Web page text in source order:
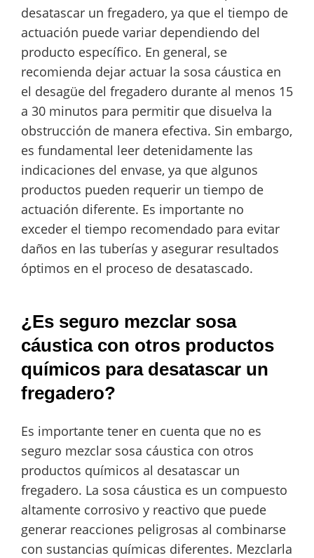
desatascar un fregadero, ya que el tiempo de
actuación puede variar dependiendo del
producto específico. En general, se
recomienda dejar actuar la sosa cáustica en
el desagüe del fregadero durante al menos 15
a 30 minutos para permitir que disuelva la
obstrucción de manera efectiva. Sin embargo,
es fundamental leer detenidamente las
indicaciones del envase, ya que algunos
productos pueden requerir un tiempo de
actuación diferente. Es importante no
exceder el tiempo recomendado para evitar
daños en las tuberías y asegurar resultados
óptimos en el proceso de desatascado.
¿Es seguro mezclar sosa
cáustica con otros productos
químicos para desatascar un
fregadero?
Es importante tener en cuenta que no es
seguro mezclar sosa cáustica con otros
productos químicos al desatascar un
fregadero. La sosa cáustica es un compuesto
altamente corrosivo y reactivo que puede
generar reacciones peligrosas al combinarse
con sustancias químicas diferentes. Mezclarla